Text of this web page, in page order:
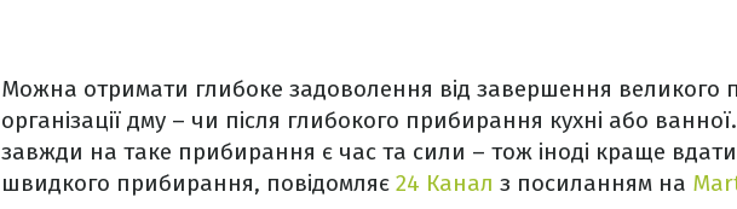
Можна отримати глибоке задоволення від завершення великого
організації дму – чи після глибокого прибирання кухні або
завжди на таке прибирання є час та сили – тож іноді краще
швидкого прибирання, повідомляє 24 Канал з посиланням на